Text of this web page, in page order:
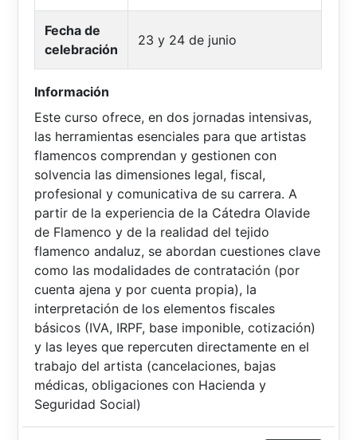
Fecha de
celebración
23 y 24 de junio
Información
Este curso ofrece, en dos jornadas intensivas,
las herramientas esenciales para que artistas
flamencos comprendan y gestionen con
solvencia las dimensiones legal, fiscal,
profesional y comunicativa de su carrera. A
partir de la experiencia de la Cátedra Olavide
de Flamenco y de la realidad del tejido
flamenco andaluz, se abordan cuestiones clave
como las modalidades de contratación (por
cuenta ajena y por cuenta propia), la
interpretación de los elementos fiscales
básicos (IVA, IRPF, base imponible, cotización)
y las leyes que repercuten directamente en el
trabajo del artista (cancelaciones, bajas
médicas, obligaciones con Hacienda y
Seguridad Social)